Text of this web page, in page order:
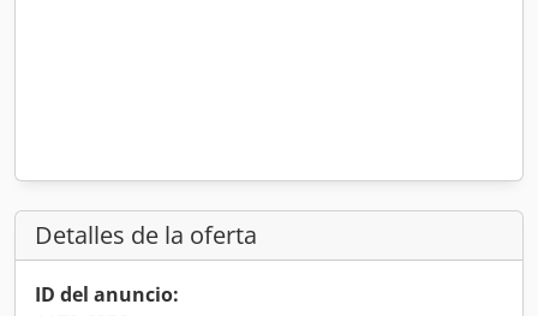
Detalles de la oferta
ID del anuncio: